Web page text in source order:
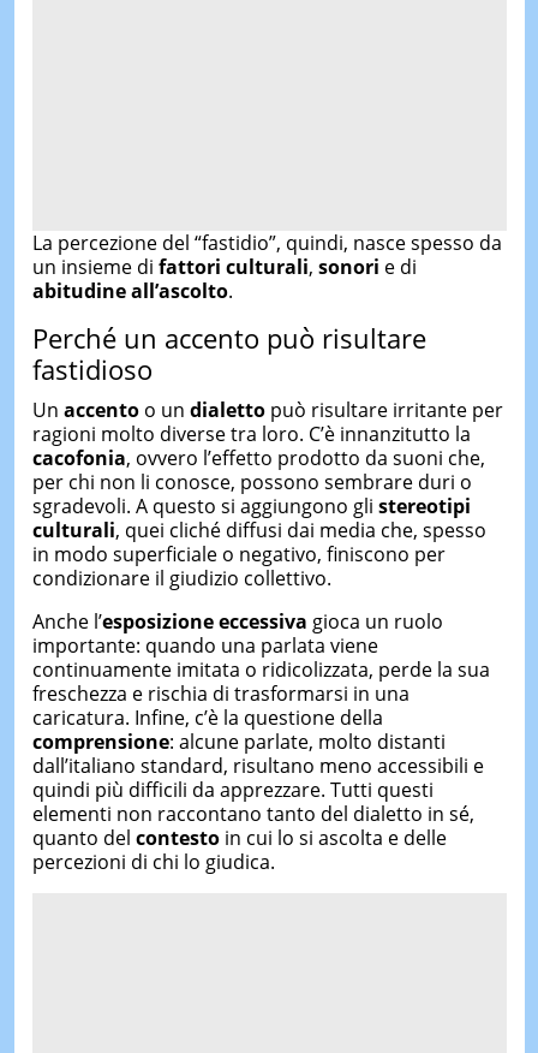
La percezione del “fastidio”, quindi, nasce spesso da
un insieme di fattori culturali, sonori e di
abitudine all’ascolto.
Perché un accento può risultare
fastidioso
Un accentoo un dialettopuò risultare irritante per
ragioni molto diverse tra loro. C’è innanzitutto la
cacofonia, ovvero l’effetto prodotto da suoni che,
per chi non li conosce, possono sembrare duri o
sgradevoli. A questo si aggiungono gli stereotipi
culturali, quei cliché diffusi dai media che, spesso
in modo superficiale o negativo, finiscono per
condizionare il giudizio collettivo.
Anche l’esposizione eccessiva gioca un ruolo
importante: quando una parlata viene
continuamente imitata o ridicolizzata, perde la sua
freschezza e rischia di trasformarsi in una
caricatura. Infine, c’è la questione della
comprensione: alcune parlate, molto distanti
dall’italiano standard, risultano meno accessibili e
quindi più difficili da apprezzare. Tutti questi
elementi non raccontano tanto del dialetto in sé,
quanto del contestoin cui lo si ascolta e delle
percezioni di chi lo giudica.